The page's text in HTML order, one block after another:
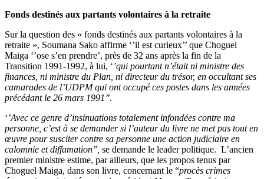
Fonds destinés aux partants volontaires à la retraite
Sur la question des « fonds destinés aux partants volontaires à la
retraite », Soumana Sako affirme ‘’il est curieux’’ que Choguel
Maiga ‘’ose s’en prendre’, près de 32 ans après la fin de la
Transition 1991-1992, à lui, ‘’qui pourtant n’était ni ministre des
finances, ni ministre du Plan, ni directeur du trésor, en occultant ses
camarades de l’UDPM qui ont occupé ces postes dans les années
précédant le 26 mars 1991’’.
‘’Avec ce genre d’insinuations totalement infondées contre ma
personne, c’est à se demander si l’auteur du livre ne met pas tout en
œuvre pour susciter contre sa personne une action judiciaire en
calomnie et diffamation’’, se demande le leader politique. L’ancien
premier ministre estime, par ailleurs, que les propos tenus par
Choguel Maiga, dans son livre, concernant le “procès crimes